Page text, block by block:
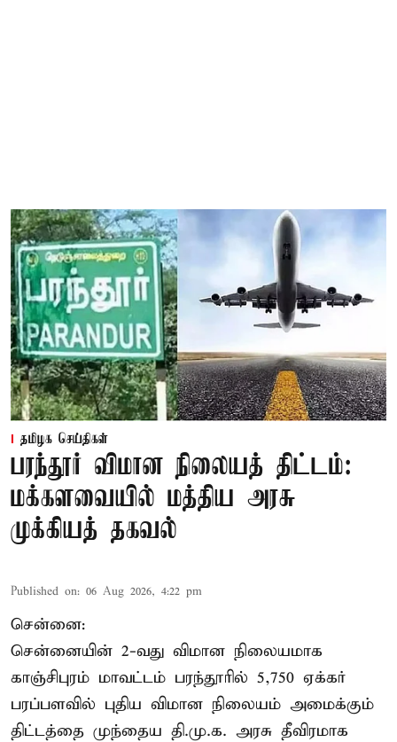
தமிழக செய்திகள்
பரந்தூர் விமான நிலையத் திட்டம்:
மக்களவையில் மத்திய அரசு
முக்கியத் தகவல்
Published on: 06 Aug 2026, 4:22 pm
சென்னை:
சென்னையின் 2-வது விமான நிலையமாக
காஞ்சிபுரம் மாவட்டம் பரந்தூரில் 5,750 ஏக்கர்
பரப்பளவில் புதிய விமான நிலையம் அமைக்கும்
திட்டத்தை முந்தைய தி.மு.க. அரசு தீவிரமாக